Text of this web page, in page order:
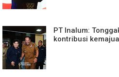
PT Inalum:
kontribusi